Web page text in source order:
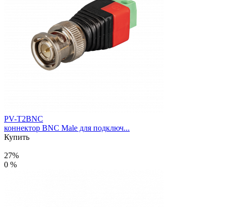
PV-T2BNC
коннектор BNC Male для подключ...
Купить
27%
0 %